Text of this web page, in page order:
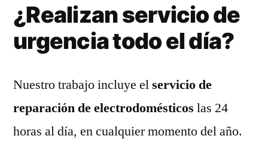
¿Realizan servicio de
urgencia todo el día?
Nuestro trabajo incluye elservicio de
reparación de electrodomésticos las 24
horas al día, en cualquier momento del año.